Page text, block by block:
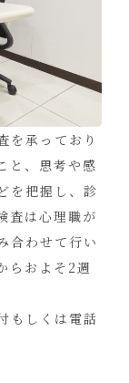
を承っており
と、思考や感
を把握し、診
査は心理職が
合わせて行い
らおよそ2週
もしくは電話